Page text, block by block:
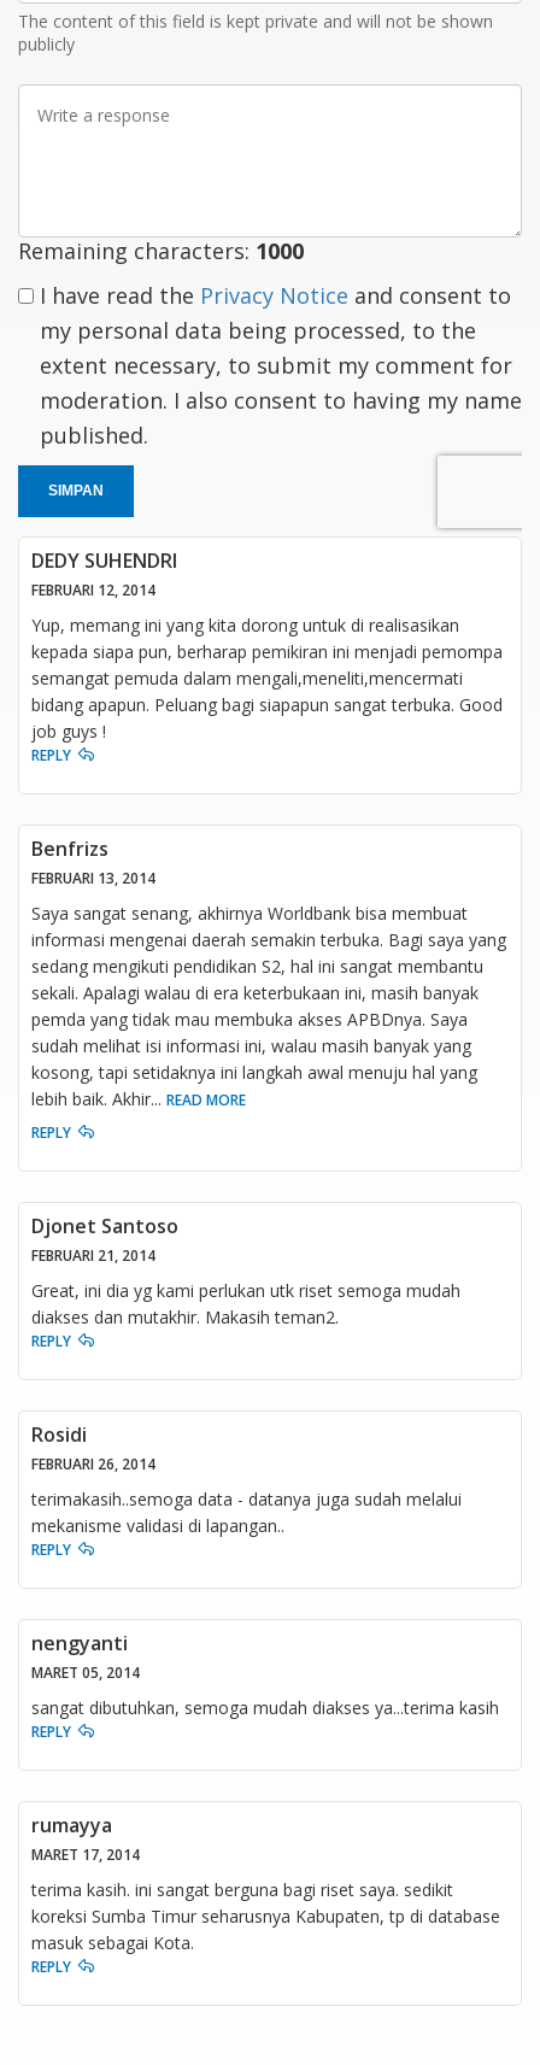
The content of this field is kept private and will not be shown
publicly
Write
Remaining characters: 1000
I have read the Privacy Notice and consent to
my personal data being processed, to the
extent necessary, to submit my comment for
moderation. I also consent to having my name
published.
SIMPAN
DEDY SUHENDRI
FEBRUARI 12, 2014
Yup, memang ini yang kita dorong untuk di realisasikan
kepada siapa pun, berharap pemikiran ini menjadi pemompa
semangat pemuda dalam mengali,meneliti,mencermati
bidang apapun. Peluang bagi siapapun sangat terbuka. Good
job guys !
REPLY
Benfrizs
FEBRUARI 13, 2014
Saya sangat senang, akhirnya Worldbank bisa membuat
informasi mengenai daerah semakin terbuka. Bagi saya yang
sedang mengikuti pendidikan S2, hal ini sangat membantu
sekali. Apalagi walau di era keterbukaan ini, masih banyak
pemda yang tidak mau membuka akses APBDnya. Saya
sudah melihat isi informasi ini, walau masih banyak yang
kosong, tapi setidaknya ini langkah awal menuju hal yang
lebih baik. Akhir... READ MORE
REPLY
Djonet Santoso
FEBRUARI 21, 2014
Great, ini dia yg kami perlukan utk riset semoga mudah
diakses dan mutakhir. Makasih teman2.
REPLY
Rosidi
FEBRUARI 26, 2014
terimakasih..semoga data - datanya juga sudah melalui
mekanisme validasi di lapangan..
REPLY
nengyanti
MARET 05, 2014
sangat dibutuhkan, semoga mudah diakses ya...terima kasih
REPLY
rumayya
MARET 17, 2014
terima kasih. ini sangat berguna bagi riset saya. sedikit
koreksi Sumba Timur seharusnya Kabupaten, tp di database
masuk sebagai Kota.
REPLY